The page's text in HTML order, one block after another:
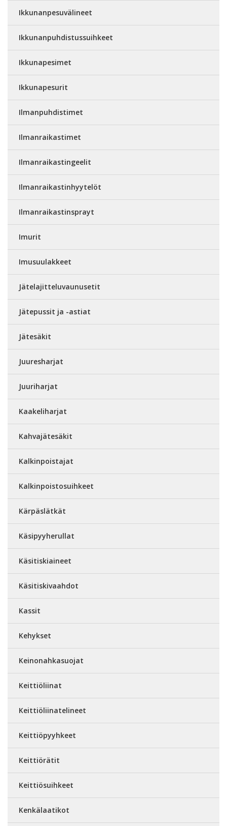
Ikkunanpesuvälineet
Ikkunanpuhdistussuihkeet
Ikkunapesimet
Ikkunapesurit
Ilmanpuhdistimet
Ilmanraikastimet
Ilmanraikastingeelit
Ilmanraikastinhyytelöt
Ilmanraikastinsprayt
Imurit
Imusuulakkeet
Jätelajitteluvaunusetit
Jätepussit ja -astiat
Jätesäkit
Juuresharjat
Juuriharjat
Kaakeliharjat
Kahvajätesäkit
Kalkinpoistajat
Kalkinpoistosuihkeet
Kärpäslätkät
Käsipyyherullat
Käsitiskiaineet
Käsitiskivaahdot
Kassit
Kehykset
Keinonahkasuojat
Keittiöliinat
Keittiöliinatelineet
Keittiöpyyhkeet
Keittiörätit
Keittiösuihkeet
Kenkälaatikot